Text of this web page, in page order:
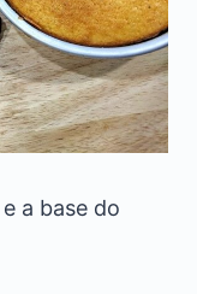
a base do